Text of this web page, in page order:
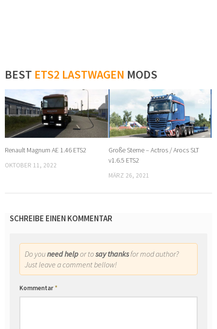
BEST ETS2 LASTWAGEN MODS
Renault Magnum AE 1.46 ETS2
OKTOBER 11, 2022
Große Sterne – Actros / Arocs SLT
v1.6.5 ETS2
MÄRZ 26, 2021
SCHREIBE EINEN KOMMENTAR
Do youneed helpor tosay thanksfor mod author?
Just leave a comment bellow!
Kommentar*